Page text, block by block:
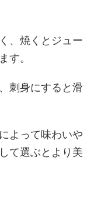
、焼くとジュー
す。
刺身にすると滑
よって味わいや
て選ぶとより美